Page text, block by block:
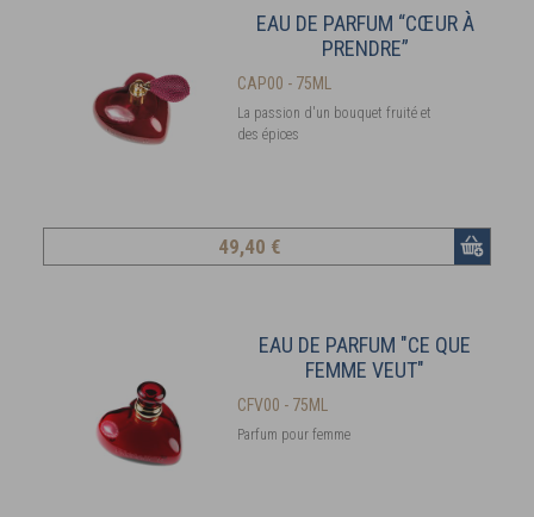
EAU DE PARFUM “CŒUR À
PRENDRE”
CAP00 - 75ML
La passion d'un bouquet fruité et
des épices
49,40 €
EAU DE PARFUM "CE QUE
FEMME VEUT"
CFV00 - 75ML
Parfum pour femme